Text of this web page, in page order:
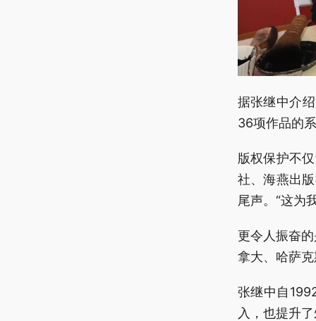
据张继中介
36项作品的
版权保护不
社、海燕出
尾声。“这为
更令人振奋
拿大、哈萨
张继中自
入，也提升